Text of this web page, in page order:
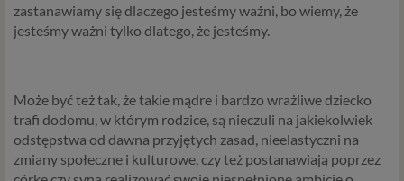
zastanawiamy się dlaczego jesteśmy ważni, bo wiemy, że
jesteśmy ważni tylko dlatego, że jesteśmy.
Może być też tak, że takie mądre i bardzo wrażliwe dziecko
trafi dodomu, w którym rodzice, są nieczuli na jakiekolwiek
odstępstwa od dawna przyjętych zasad, nieelastyczni na
zmiany społeczne i kulturowe, czy też postanawiają poprzez